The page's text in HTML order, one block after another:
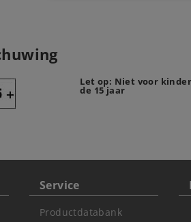
Let op: Niet voor
de 15 jaar
Service
Productdatabank